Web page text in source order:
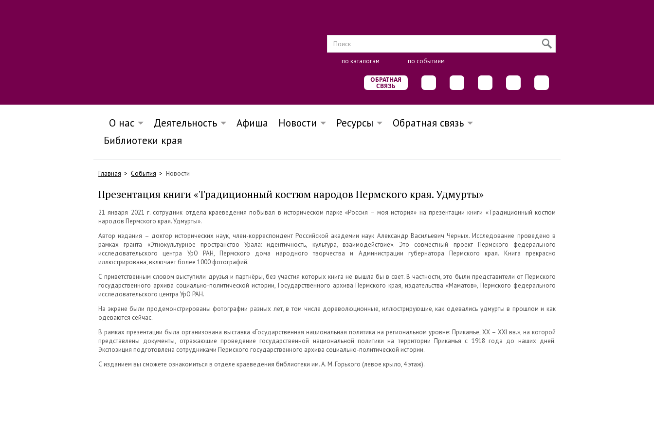
по каталогам по событиям
ОБРАТНАЯ
СВЯЗЬ
О нас Деятельность Афиша Новости Ресурсы
Обратная связь
Библиотеки края
Главная События Новости
Презентация книги «Традиционный костюм народов Пермского края. Удмурты»
21 января 2021 г. сотрудник отдела краеведения побывал в историческом парке «Россия – моя история» на презентации книги «Традиционный костюм
народов Пермского края. Удмурты».
Автор издания – доктор исторических наук, член-корреспондент Российской академии наук Александр Васильевич Черных. Исследование проведено в
рамках гранта «Этнокультурное пространство Урала: идентичность, культура, взаимодействие». Это совместный проект Пермского федерального
исследовательского центра УрО РАН, Пермского дома народного творчества и Администрации губернатора Пермского края. Книга прекрасно
иллюстрирована, включает более 1000 фотографий.
С приветственным словом выступили друзья и партнёры, без участия которых книга не вышла бы в свет. В частности, это были представители от Пермского
государственного архива социально-политической истории, Государственного архива Пермского края, издательства «Маматов», Пермского федерального
исследовательского центра УрО РАН.
На экране были продемонстрированы фотографии разных лет, в том числе дореволюционные, иллюстрирующие, как одевались удмурты в прошлом и как
одеваются сейчас.
В рамках презентации была организована выставка «Государственная национальная политика на региональном уровне: Прикамье, XX – XXI вв.», на которой
представлены документы, отражающие проведение государственной национальной политики на территории Прикамья с 1918 года до наших дней.
Экспозиция подготовлена сотрудниками Пермского государственного архива социально-политической истории.
С изданием вы сможете ознакомиться в отделе краеведения библиотеки им. А. М. Горького (левое крыло, 4 этаж).